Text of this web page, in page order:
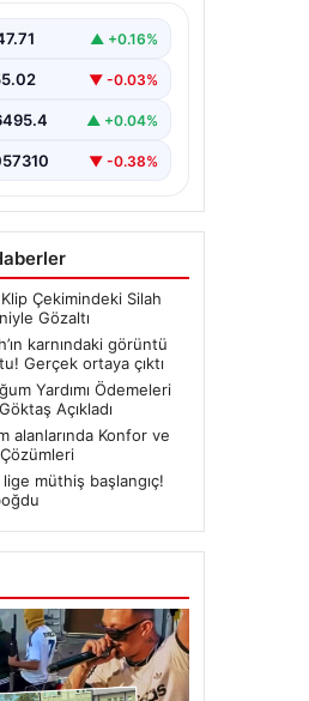
çıktı▲ +0.16%
▼ -0.03%
▲ +0.04%
▼ -0.38%
Çekimindeki Silah
Gözaltı
karnındaki görüntü
Gerçek ortaya çıktı
Yardımı Ödemeleri
Açıkladı
alanlarında Konfor ve
lige müthiş başlangıç!